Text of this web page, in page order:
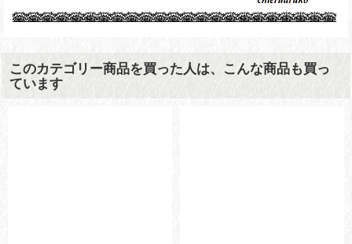
このカテゴリー商品を買った人は、こんな商品も買っ
ています